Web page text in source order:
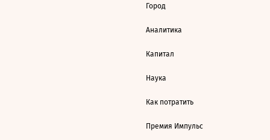
Город
Аналитика
Капитал
Наука
Как потратить
Премия Импульс